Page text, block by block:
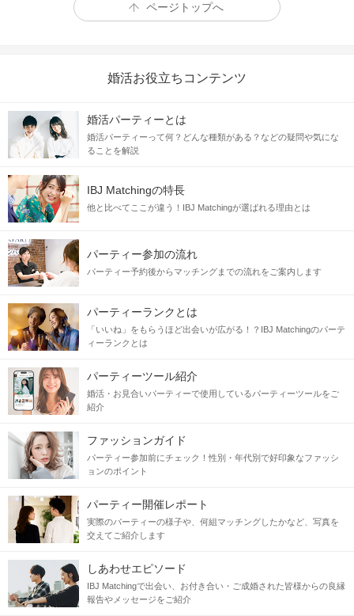
ページトップへ
婚活お役立ちコンテンツ
婚活パーティーとは
婚活パーティーって何？どんな種類がある？などの疑問や気にな
ることを解説
IBJ Matchingの特長
他と比べてここが違う！IBJ Matchingが選ばれる理由とは
パーティー参加の流れ
パーティー予約後からマッチングまでの流れをご案内します
パーティーランクとは
「いいね」をもらうほど出会いが広がる！？IBJ Matchingのパーテ
ィーランクとは
パーティーツール紹介
婚活・お見合いパーティーで使用しているパーティーツールをご
紹介
ファッションガイド
パーティー参加前にチェック！性別・年代別で好印象なファッシ
ョンのポイント
パーティー開催レポート
実際のパーティーの様子や、何組マッチングしたかなど、写真を
交えてご紹介します
しあわせエピソード
IBJ Matchingで出会い、お付き合い・ご成婚された皆様からの良縁
報告やメッセージをご紹介